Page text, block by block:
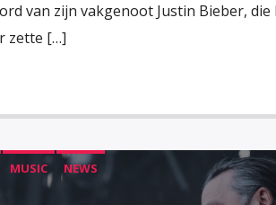
van zijn vakgenoot Justin Bieber,
zette […]
MUSIC NEWS